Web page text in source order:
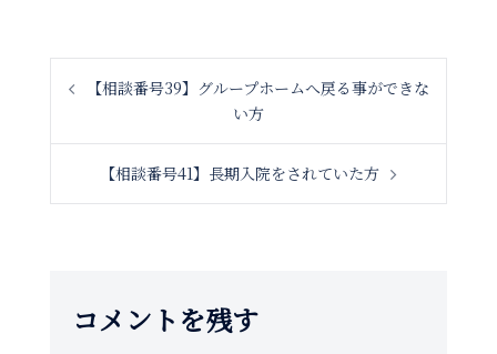
投
稿
ナ
ゲ
【相談番号39】グループホームへ戻る事ができな
い方
【相談番号41】長期入院をされていた方
コメントを残す